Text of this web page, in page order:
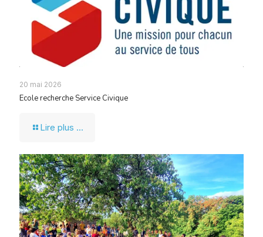
20 mai 2026
Ecole recherche Service Civique
Lire plus ...